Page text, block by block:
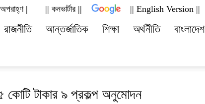
| || কনভার্টার || || English Version ||
রাজনীতি আন্তর্জাতিক শিক্ষা অর্থনীতি বাংলাদেশ
টাকার ৯ প্রকল্প অনুমোদন